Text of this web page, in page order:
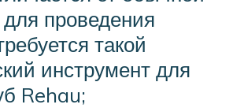
проведения
такой
инструмент для
Rehau;